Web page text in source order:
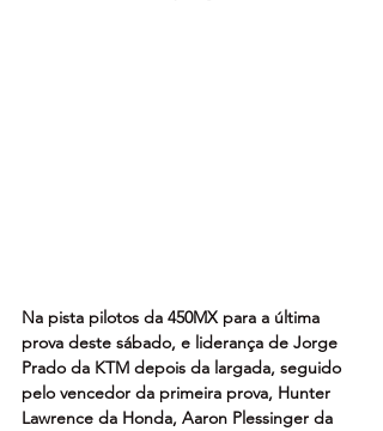
Na pista pilotos da 450MX para a última
prova deste sábado, e liderança de Jorge
Prado da KTM depois da largada, seguido
pelo vencedor da primeira prova, Hunter
Lawrence da Honda, Aaron Plessinger da